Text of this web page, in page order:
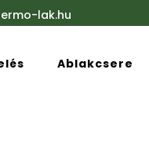
lak.hu
Ablakcsere